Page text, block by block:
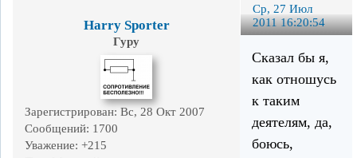
Ср, 27 Июл
2011 16:20:54
Harry Sporter
Гуру
Зарегистрирован: Вс, 28 Окт 2007
Сообщений: 1700
Уважение: +215
Сказал бы я,
как отношусь
к таким
деятелям, да,
боюсь,